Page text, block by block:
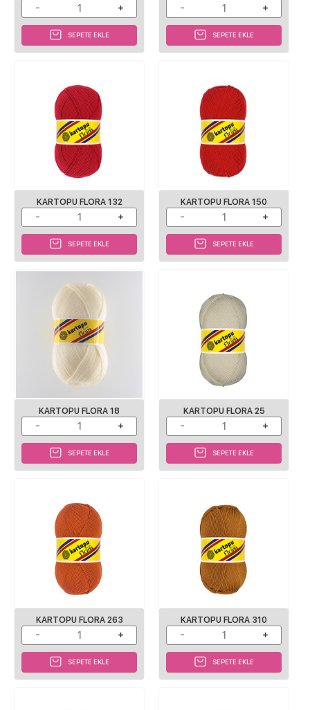
SEPETE EKLE SEPETE EKLE
KARTOPU FLORA 132
SEPETE EKLE
KARTOPU FLORA 150
SEPETE EKLE
KARTOPU FLORA 18
SEPETE EKLE
KARTOPU FLORA 25
SEPETE EKLE
KARTOPU FLORA 263
SEPETE EKLE
KARTOPU FLORA 310
SEPETE EKLE